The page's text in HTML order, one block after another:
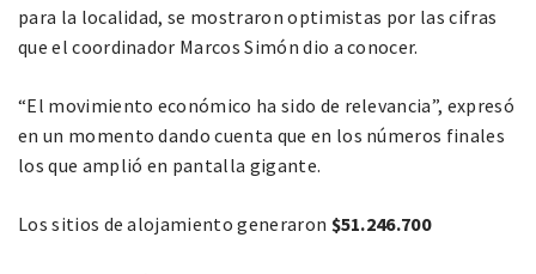
para la localidad, se mostraron optimistas por las cifras
que el coordinador Marcos Simón dio a conocer.
“El movimiento económico ha sido de relevancia”, expresó
en un momento dando cuenta que en los números finales
los que amplió en pantalla gigante.
Los sitios de alojamiento generaron $51.246.700